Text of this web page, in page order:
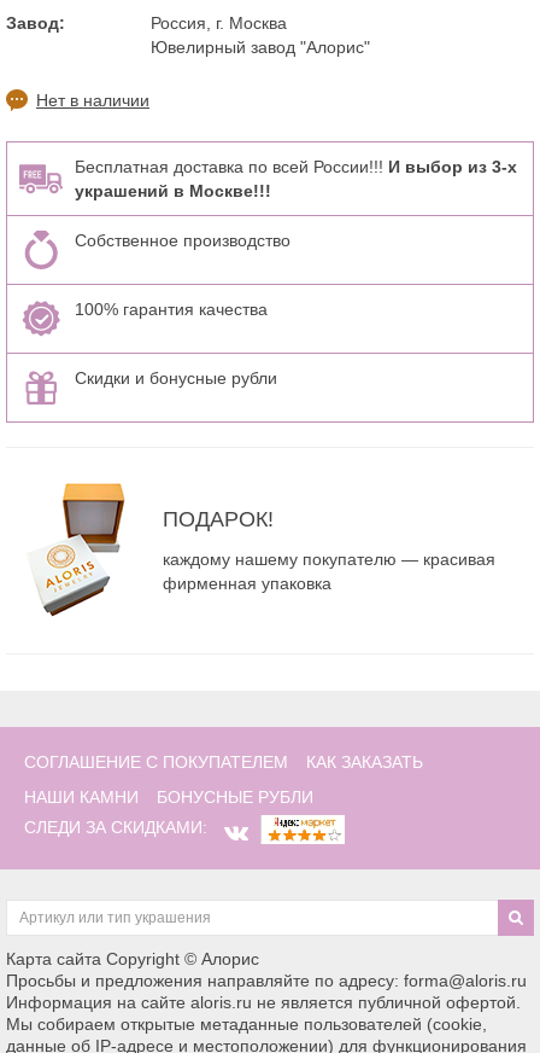
Завод:
Россия, г. Москва
Ювелирный завод "Алорис"
Нет в наличии
Бесплатная доставка по всей России!!! И выбор из 3-х
украшений в Москве!!!
Собственное производство
100% гарантия качества
Скидки и бонусные рубли
ПОДАРОК!
каждому нашему покупателю — красивая
фирменная упаковка
СОГЛАШЕНИЕ С ПОКУПАТЕЛЕМ
КАК ЗАКАЗАТЬ
НАШИ КАМНИ
БОНУСНЫЕ РУБЛИ
СЛЕДИ ЗА СКИДКАМИ:
Карта сайта Copyright © Алорис
Просьбы и предложения направляйте по адресу: forma@aloris.ru
Информация на сайте aloris.ru не является публичной офертой.
Мы собираем открытые метаданные пользователей (cookie,
данные об IP-адресе и местоположении) для функционирования